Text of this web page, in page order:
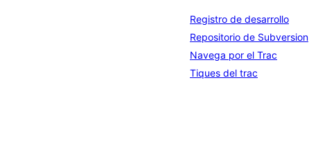
Registro de desarrollo
Repositorio de Subversion
Navega por el Trac
Tiques del trac